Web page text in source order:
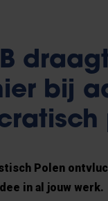
bij
Polen
in al jouw werk.